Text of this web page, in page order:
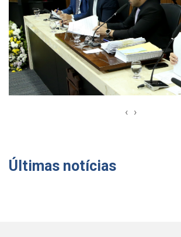
‹ ›
Últimas notícias